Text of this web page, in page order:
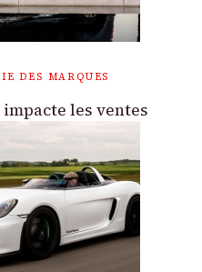
DES MARQUES
les ventes